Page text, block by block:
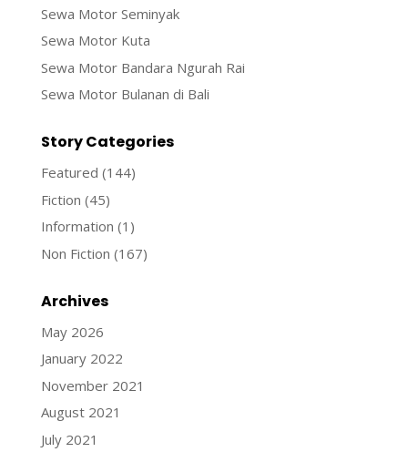
Sewa Motor Seminyak
Sewa Motor Kuta
Sewa Motor Bandara Ngurah Rai
Sewa Motor Bulanan di Bali
Story Categories
Featured (144)
Fiction (45)
Information (1)
Non Fiction (167)
Archives
May 2026
January 2022
November 2021
August 2021
July 2021